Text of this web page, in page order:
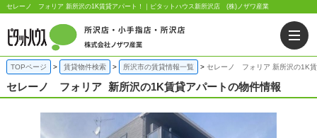
セレーノ フォリア 新所沢の1K賃貸アパート！｜ピタットハウス新所沢店 (株)ノザワ産業
TOPページ 賃貸物件検索 所沢市の賃貸情報一覧 セレーノ フォリア 新所沢の1K
セレーノ フォリア 新所沢の1K賃貸アパートの物件情報